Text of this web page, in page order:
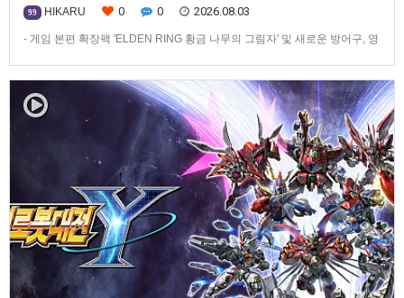
99 HIKARU 0 0 2026.08.03
- 게임 본편 확장팩 'ELDEN RING 황금 나무의 그림자' 및 새로운 방어구, 영
문 판매를 8월 5일(수)부터 시작한다고 발표했다.‘ELDEN RING 빛바랜 자
에디션’에는 ‘ELDEN R…